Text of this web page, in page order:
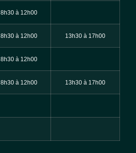
8h30 à 12h00
8h30 à 12h00 13h30 à 17h00
8h30 à 12h00
8h30 à 12h00 13h30 à 17h00